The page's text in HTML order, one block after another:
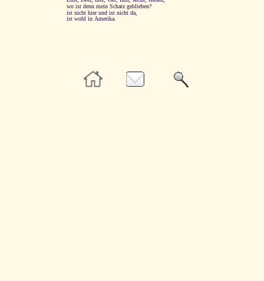
wo ist denn mein Schatz geblieben?
ist nicht hier und ist nicht da,
ist wohl in Amerika.